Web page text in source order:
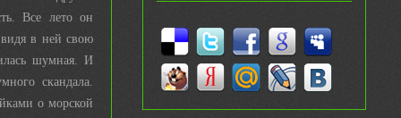
Все лето он
в ней свою
шумная. И
скандала.
о морской